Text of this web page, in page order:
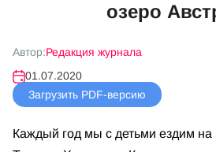
озеро
Автор:Редакция журнала
01.07.2020
Загрузить PDF-версию
Каждый год мы с детьми ездим